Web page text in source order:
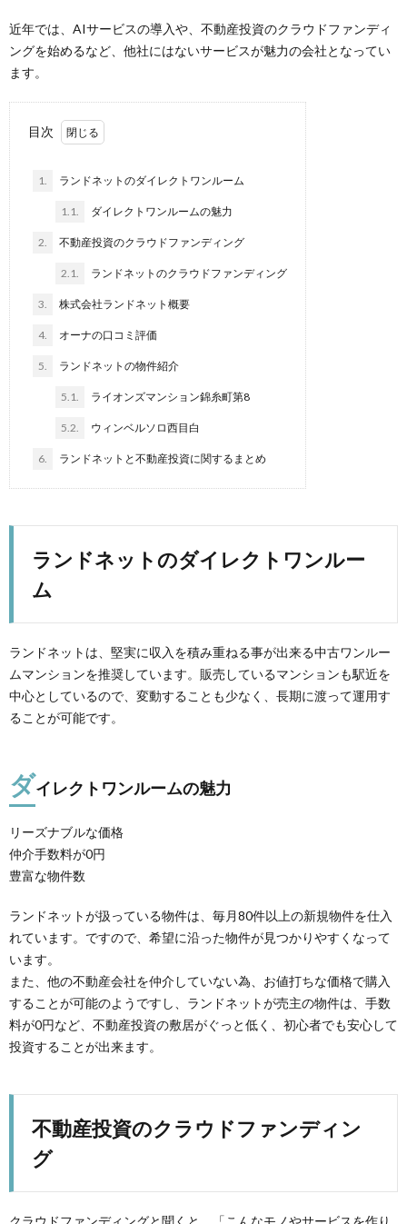
近年では、AIサービスの導入や、不動産投資のクラウドファンディ
ングを始めるなど、他社にはないサービスが魅力の会社となってい
ます。
目次
1. ランドネットのダイレクトワンルーム
1.1. ダイレクトワンルームの魅力
2. 不動産投資のクラウドファンディング
2.1. ランドネットのクラウドファンディング
3. 株式会社ランドネット概要
4. オーナの口コミ評価
5. ランドネットの物件紹介
5.1. ライオンズマンション錦糸町第8
5.2. ウィンベルソロ西目白
6. ランドネットと不動産投資に関するまとめ
ランドネットのダイレクトワンルー
ム
ランドネットは、堅実に収入を積み重ねる事が出来る中古ワンルー
ムマンションを推奨しています。販売しているマンションも駅近を
中心としているので、変動することも少なく、長期に渡って運用す
ることが可能です。
ダイレクトワンルームの魅力
リーズナブルな価格
仲介手数料が0円
豊富な物件数
ランドネットが扱っている物件は、毎月80件以上の新規物件を仕入
れています。ですので、希望に沿った物件が見つかりやすくなって
います。
また、他の不動産会社を仲介していない為、お値打ちな価格で購入
することが可能のようですし、ランドネットが売主の物件は、手数
料が0円など、不動産投資の敷居がぐっと低く、初心者でも安心して
投資することが出来ます。
不動産投資のクラウドファンディン
グ
クラウドファンディングと聞くと、「こんなモノやサービスを作り